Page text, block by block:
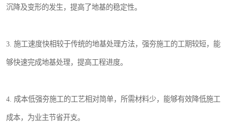
沉降及变形的发生，提高了地基的稳定性。
3. 施工速度快相较于传统的地基处理方法，强夯施工的工期较短，能
够快速完成地基处理，提高工程进度。
4. 成本低强夯施工的工艺相对简单，所需材料少，能够有效降低施工
成本，为业主节省开支。